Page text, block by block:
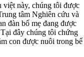
việt này, chúng tôi được
tâm Nghiên cứu và
đàn bố mẹ đang được
đây chúng tôi chứng
con được nuôi trong bể